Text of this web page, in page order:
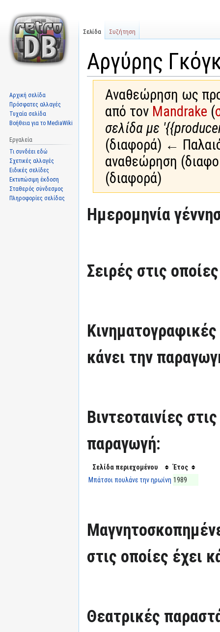
Αργύρης
Αναθεώρηση ως
από τον Mandrake (
σελίδα με
(διαφορά) ←
αναθεώρηση
(διαφορά)
στην
στην
Ημερομηνία
Σειρές στις
Κινηματογραφικές
κάνει την
Βιντεοταινίες
παραγωγή:
Σελίδα περιεχομένου
Έτος
Μπάτσοι πουλάνε την ηρωίνη 1989
στις οποίες έχει
Θεατρικές
Σελίδα Συζήτηση
Αρχική σελίδα
Πρόσφατες αλλαγές
Τυχαία σελίδα
Βοήθεια για το MediaWiki
Εργαλεία
Τι συνδέει εδώ
Σχετικές αλλαγές
Ειδικές σελίδες
Εκτυπώσιμη έκδοση
Σταθερός σύνδεσμος
Πληροφορίες σελίδας